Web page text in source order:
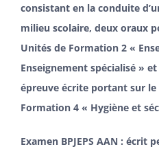
consistant en la conduite
milieu scolaire, deux oraux
Unités de Formation 2 «
Enseignement spécialisé »
épreuve écrite portant sur le
Formation 4 « Hygiène et
Examen BPJEPS AAN : écrit